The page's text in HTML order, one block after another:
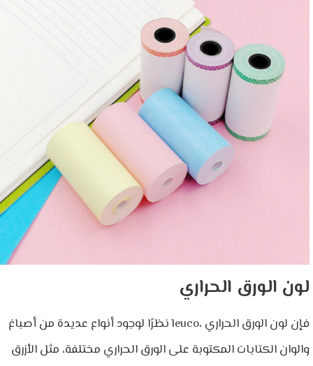
لون الورق الحراري
نظرًا لوجود أنواع عديدة من أصباغ leuco، فإن لون الورق الحراري
والوان الكتابات المكتوبة على الورق الحراري مختلفة، مثل الأزرق